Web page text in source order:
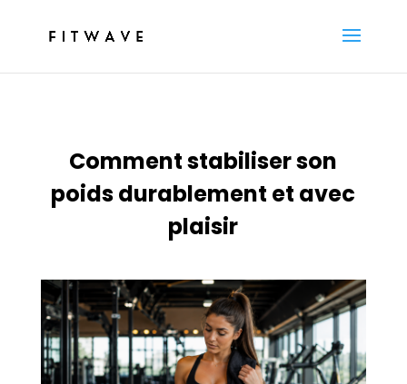
Comment stabiliser son
poids durablement et avec
plaisir